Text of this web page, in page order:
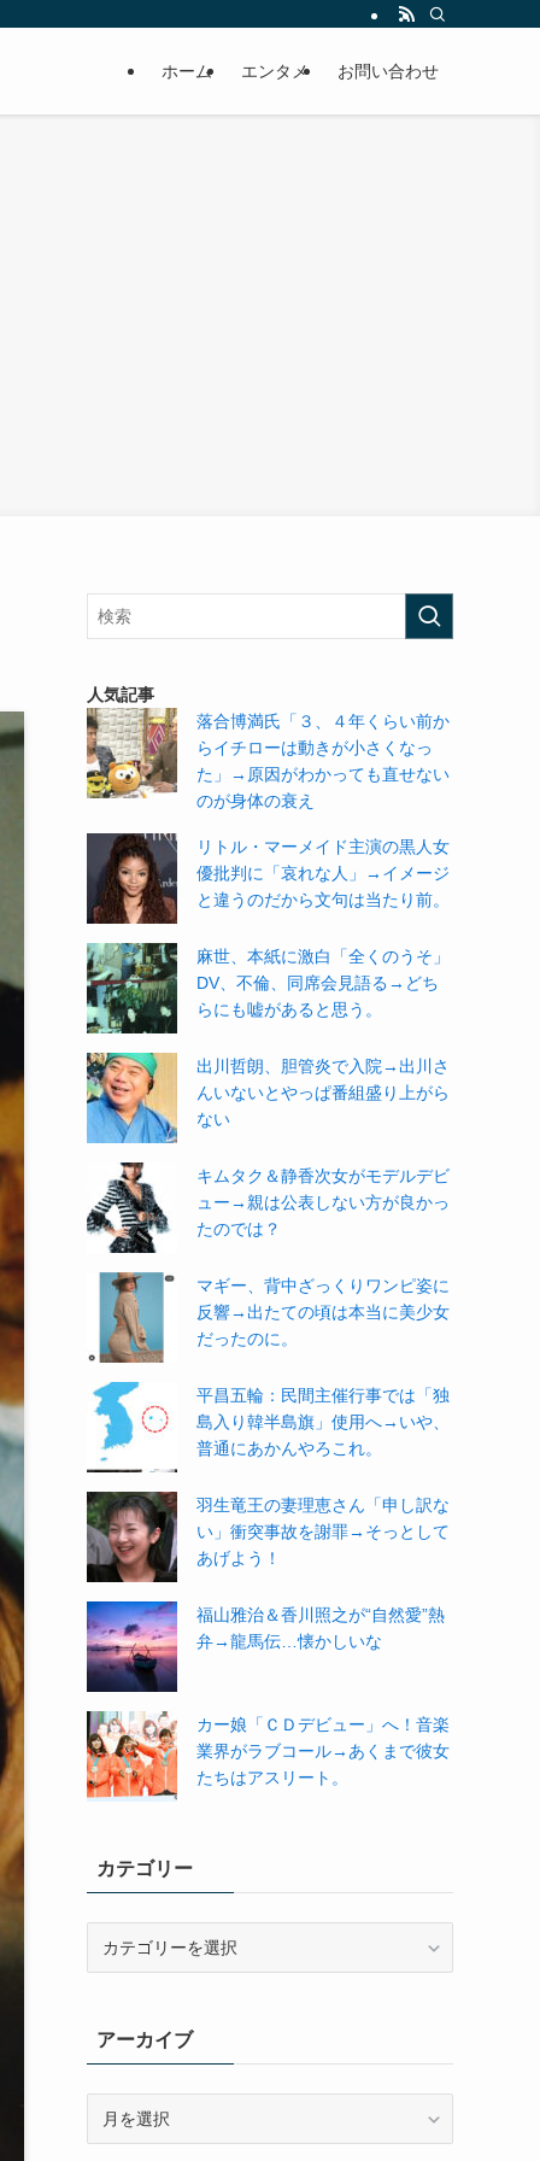
ホーム エンタメ お問い合わせ
人気記事
落合博満氏「３、４年くらい前か
らイチローは動きが小さくなっ
た」→原因がわかっても直せない
のが身体の衰え
リトル・マーメイド主演の黒人女
優批判に「哀れな人」→イメージ
と違うのだから文句は当たり前。
麻世、本紙に激白「全くのうそ」
DV、不倫、同席会見語る→どち
らにも嘘があると思う。
出川哲朗、胆管炎で入院→出川さ
んいないとやっぱ番組盛り上がら
ない
キムタク＆静香次女がモデルデビ
ュー→親は公表しない方が良かっ
たのでは？
マギー、背中ざっくりワンピ姿に
反響→出たての頃は本当に美少女
だったのに。
平昌五輪：民間主催行事では「独
島入り韓半島旗」使用へ→いや、
普通にあかんやろこれ。
羽生竜王の妻理恵さん「申し訳な
い」衝突事故を謝罪→そっとして
あげよう！
福山雅治＆香川照之が“自然愛”熱
弁→龍馬伝…懐かしいな
カー娘「ＣＤデビュー」へ！音楽
業界がラブコール→あくまで彼女
たちはアスリート。
カテゴリー
ーアーカイブ